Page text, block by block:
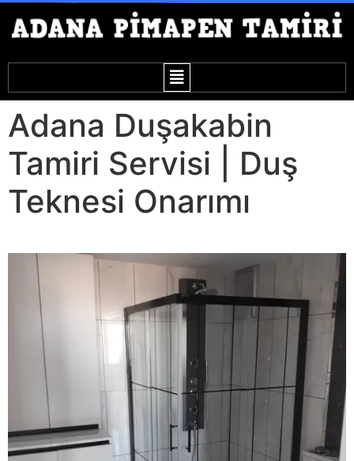
Adana Duşakabin
Tamiri Servisi | Duş
Teknesi Onarımı